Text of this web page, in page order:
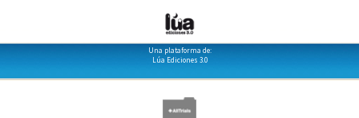
Una plataforma de:
Lúa Ediciones 3.0